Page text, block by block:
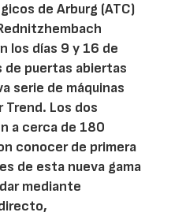
de Arburg (ATC)
los días 9 y 16 de
de puertas abiertas
serie de máquinas
Los dos
a cerca de 180
conocer de primera
de esta nueva gama
mediante